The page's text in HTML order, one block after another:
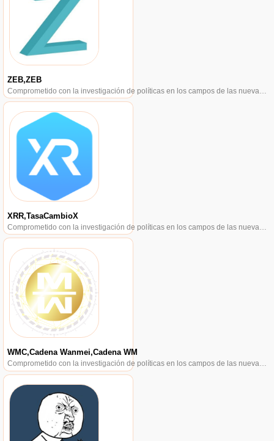
ZEB,ZEB
Comprometido con la investigación de políticas en los campos de las nuevas finanzas, las finanzas internacionales y los mercados financieros.
XRR,TasaCambioX
Comprometido con la investigación de políticas en los campos de las nuevas finanzas, las finanzas internacionales y los mercados financieros.
WMC,Cadena Wanmei,Cadena WM
Comprometido con la investigación de políticas en los campos de las nuevas finanzas, las finanzas internacionales y los mercados financieros.